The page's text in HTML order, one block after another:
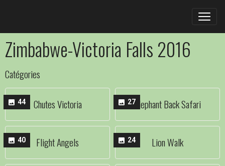
Zimbabwe-Victoria Falls 2016
Catégories
44 Chutes Victoria 27Elephant Back Safari
40 Flight Angels 24 Lion Walk